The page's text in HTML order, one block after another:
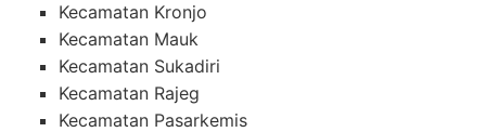
Kecamatan Kronjo
Kecamatan Mauk
Kecamatan Sukadiri
Kecamatan Rajeg
Kecamatan Pasarkemis